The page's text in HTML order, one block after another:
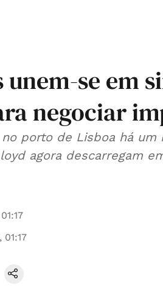
unem-se em
negociar
porto de Lisboa há um
agora descarregam
01:17